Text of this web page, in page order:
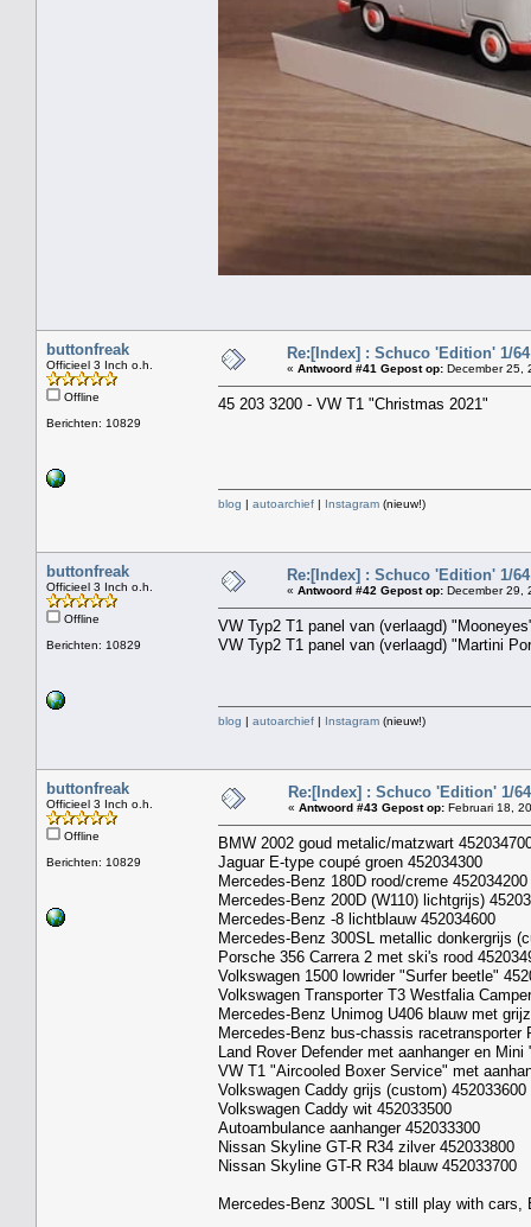
buttonfreak
Officieel 3 Inch o.h.
Offline
Berichten: 10829
Re:[Index] : Schuco 'Edition' 1/64
« Antwoord #41 Gepost op: December 25,
45 203 3200 - VW T1 "Christmas 2021"
blog | autoarchief | Instagram (nieuw!)
buttonfreak
Officieel 3 Inch o.h.
Offline
Berichten: 10829
Re:[Index] : Schuco 'Edition' 1/64
« Antwoord #42 Gepost op: December 29,
VW Typ2 T1 panel van (verlaagd)
VW Typ2 T1 panel van (verlaagd) "Martini
blog | autoarchief | Instagram (nieuw!)
buttonfreak
Officieel 3 Inch o.h.
Offline
Berichten: 10829
Re:[Index] : Schuco 'Edition' 1/64
« Antwoord #43 Gepost op: Februari 18,
BMW 2002 goud metalic/matzwart
Jaguar E-type coupé groen 452034300
Mercedes-Benz 180D rood/creme 452034200
Mercedes-Benz 200D (W110) lichtgrijs)
Mercedes-Benz -8 lichtblauw 452034600
Mercedes-Benz 300SL metallic donkergrijs
Porsche 356 Carrera 2 met ski's rood
Volkswagen 1500 lowrider "Surfer beetle"
Volkswagen Transporter T3 Westfalia
Mercedes-Benz Unimog U406 blauw met
Mercedes-Benz bus-chassis racetransporter
Land Rover Defender met aanhanger en
VW T1 "Aircooled Boxer Service" met
Volkswagen Caddy grijs (custom) 452033600
Volkswagen Caddy wit 452033500
Autoambulance aanhanger 452033300
Nissan Skyline GT-R R34 zilver 452033800
Nissan Skyline GT-R R34 blauw 452033700
Mercedes-Benz 300SL "I still play with cars,